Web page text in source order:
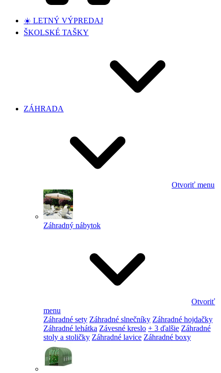
☀️ LETNÝ VÝPREDAJ
ŠKOLSKÉ TAŠKY
ZÁHRADA
Otvoriť menu
Záhradný nábytok
Otvoriť
menu
Záhradné sety Záhradné slnečníky Záhradné hojdačky
Záhradné lehátka Závesné kreslo + 3 ďalšie Záhradné
stoly a stoličky Záhradné lavice Záhradné boxy